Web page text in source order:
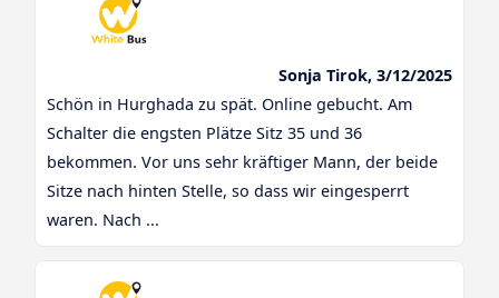
Sonja Tirok, 3/12/2025
Schön in Hurghada zu spät. Online gebucht. Am
Schalter die engsten Plätze Sitz 35 und 36
bekommen. Vor uns sehr kräftiger Mann, der beide
Sitze nach hinten Stelle, so dass wir eingesperrt
waren. Nach ...